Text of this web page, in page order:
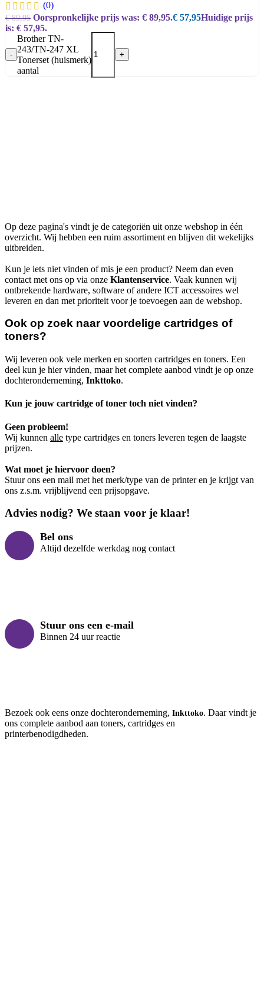
(0)
€89,95 Oorspronkelijke prijs was: € 89,95.€ 57,95Huidige prijs
is: € 57,95.
-
Brother TN-
243/TN-247 XL
Tonerset (huismerk)
aantal
+
Op deze pagina's vindt je de categoriën uit onze webshop in één
overzicht. Wij hebben een ruim assortiment en blijven dit wekelijks
uitbreiden.
Kun je iets niet vinden of mis je een product? Neem dan even
contact met ons op via onze Klantenservice. Vaak kunnen wij
ontbrekende hardware, software of andere ICT accessoires wel
leveren en dan met prioriteit voor je toevoegen aan de webshop.
Ook op zoek naar voordelige cartridges of
toners?
Wij leveren ook vele merken en soorten cartridges en toners. Een
deel kun je hier vinden, maar het complete aanbod vindt je op onze
dochteronderneming, Inkttoko.
Kun je jouw cartridge of toner toch niet vinden?
Geen probleem!
Wij kunnen alle type cartridges en toners leveren tegen de laagste
prijzen.
Wat moet je hiervoor doen?
Stuur ons een mail met het merk/type van de printer en je krijgt van
ons z.s.m. vrijblijvend een prijsopgave.
Advies nodig? We staan voor je klaar!
Bel ons
Altijd dezelfde werkdag nog contact
Stuur ons een e-mail
Binnen 24 uur reactie
Bezoek ook eens onze dochteronderneming, Inkttoko. Daar vindt je
ons complete aanbod aan toners, cartridges en
printerbenodigdheden.